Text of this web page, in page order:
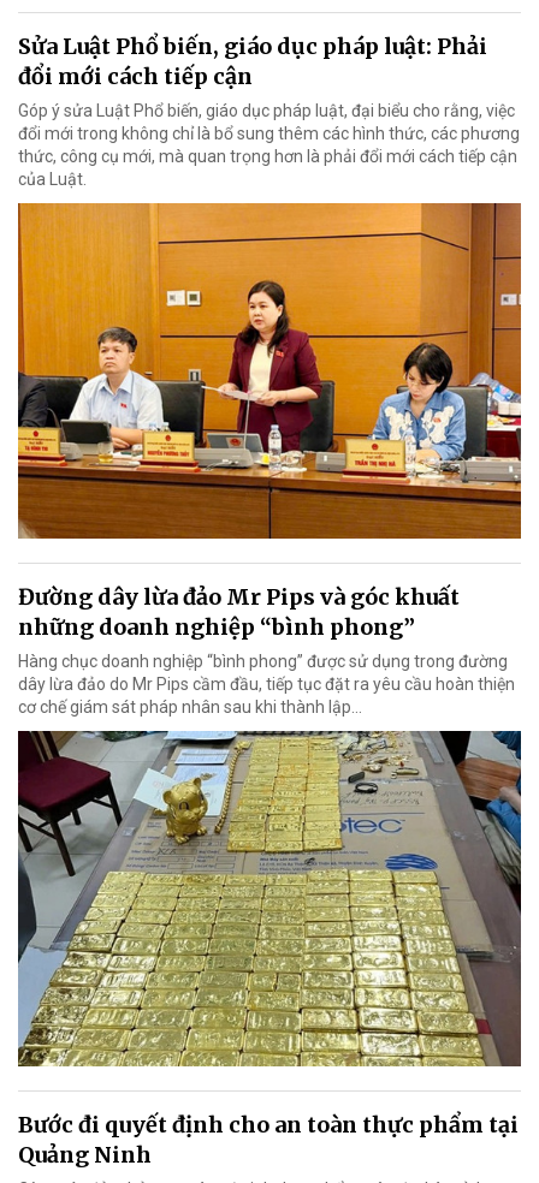
Sửa Luật Phổ biến, giáo dục pháp luật: Phải
đổi mới cách tiếp cận
Góp ý sửa Luật Phổ biến, giáo dục pháp luật, đại biểu cho rằng, việc
đổi mới trong không chỉ là bổ sung thêm các hình thức, các phương
thức, công cụ mới, mà quan trọng hơn là phải đổi mới cách tiếp cận
của Luật.
Đường dây lừa đảo Mr Pips và góc khuất
những doanh nghiệp “bình phong”
Hàng chục doanh nghiệp “bình phong” được sử dụng trong đường
dây lừa đảo do Mr Pips cầm đầu, tiếp tục đặt ra yêu cầu hoàn thiện
cơ chế giám sát pháp nhân sau khi thành lập…
Bước đi quyết định cho an toàn thực phẩm tại
Quảng Ninh